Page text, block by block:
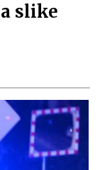
slike